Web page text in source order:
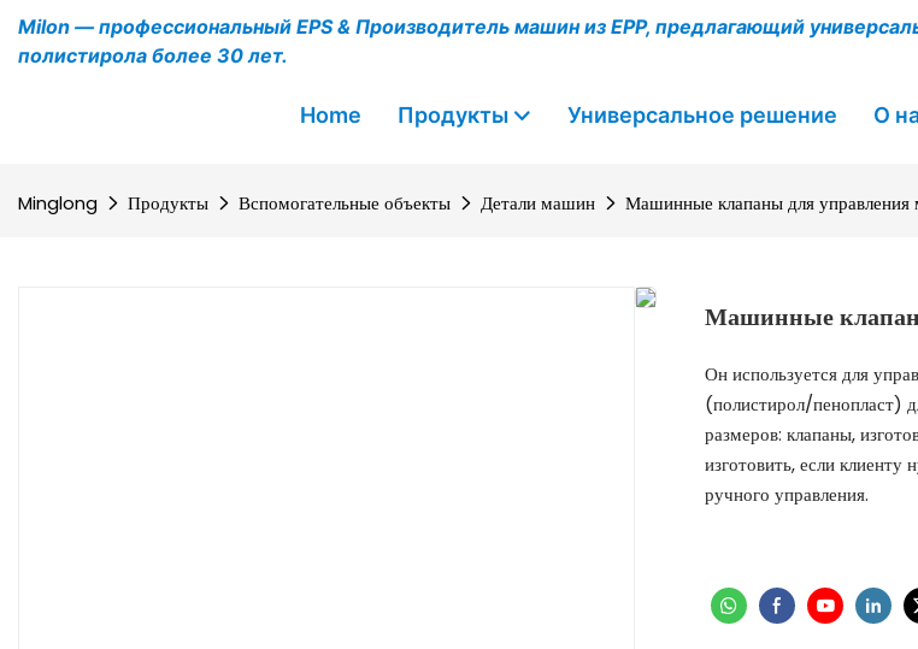
Milon — профессиональный EPS & Производитель машин из EPP, предлагающий
полистирола более 30 лет.
Home Продукты Универсальное решение О
Minglong Продукты Вспомогательные объекты Детали машин Машинные клапаны для
Машинные
Он используется для
(полистирол/пенопласт)
размеров: клапаны,
изготовить, если
ручного управления.